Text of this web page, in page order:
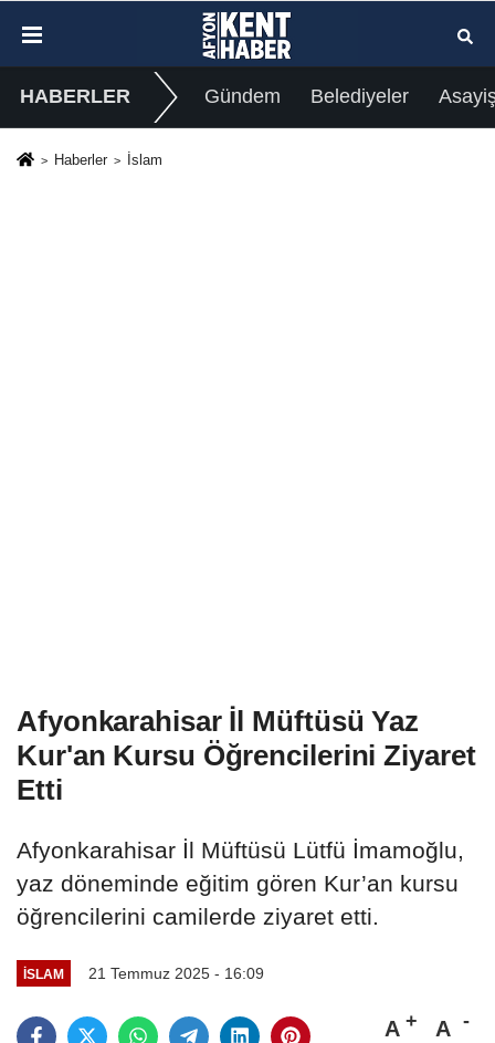
HABERLER Gündem Belediyeler
Haberler İslam
Afyonkarahisar İl Müftüsü Yaz
Kur'an Kursu Öğrencilerini Ziyaret
Etti
Afyonkarahisar İl Müftüsü Lütfü İmamoğlu,
yaz döneminde eğitim gören Kur’an kursu
öğrencilerini camilerde ziyaret etti.
İSLAM 21 Temmuz 2025 - 16:09
A A